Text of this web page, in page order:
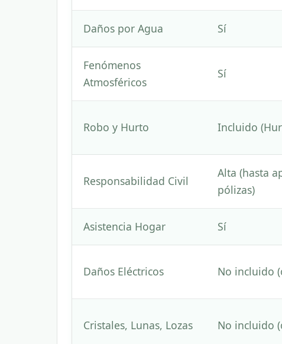
Daños por Agua Sí
Fenómenos
Atmosféricos
Sí
Robo y Hurto Incluido
Responsabilidad Civil
Alta (hasta
pólizas)
Asistencia Hogar Sí
Daños Eléctricos No incluido
Cristales, Lunas, Lozas No incluido